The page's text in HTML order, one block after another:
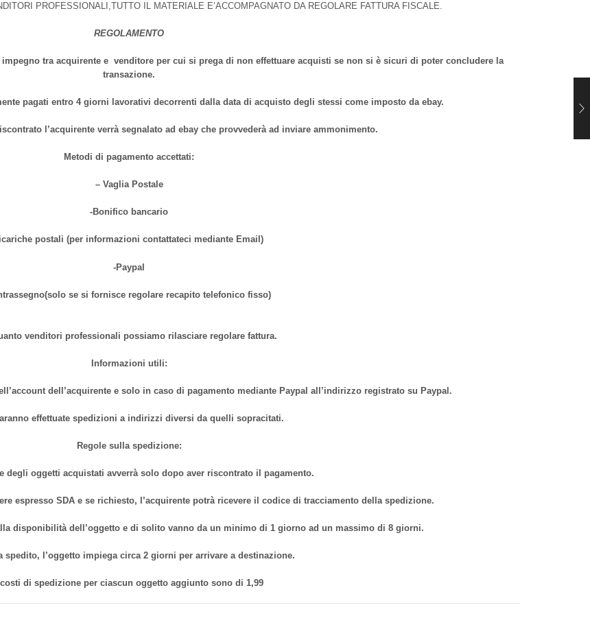
PROFESSIONALI,TUTTO IL MATERIALE E’ACCOMPAGNATO DA REGOLARE FATTURA FISCALE.
REGOLAMENTO
tra acquirente e venditore per cui si prega di non effettuare acquisti se non si è sicuri di poter concludere la
transazione.
pagati entro 4 giorni lavorativi decorrenti dalla data di acquisto degli stessi come imposto da ebay.
l’acquirente verrà segnalato ad ebay che provvederà ad inviare ammonimento.
Metodi di pagamento accettati:
– Vaglia Postale
-Bonifico bancario
postali (per informazioni contattateci mediante Email)
-Paypal
se si fornisce regolare recapito telefonico fisso)
venditori professionali possiamo rilasciare regolare fattura.
Informazioni utili:
dell’acquirente e solo in caso di pagamento mediante Paypal all’indirizzo registrato su Paypal.
effettuate spedizioni a indirizzi diversi da quelli sopracitati.
Regole sulla spedizione:
degli oggetti acquistati avverrà solo dopo aver riscontrato il pagamento.
espresso SDA e se richiesto, l’acquirente potrà ricevere il codice di tracciamento della spedizione.
disponibilità dell’oggetto e di solito vanno da un minimo di 1 giorno ad un massimo di 8 giorni.
spedito, l’oggetto impiega circa 2 giorni per arrivare a destinazione.
di spedizione per ciascun oggetto aggiunto sono di 1,99